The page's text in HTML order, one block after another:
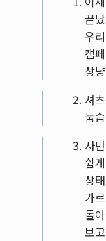
끝
우
캠
상
셔
눕
사
쉽
상
가
돌
보